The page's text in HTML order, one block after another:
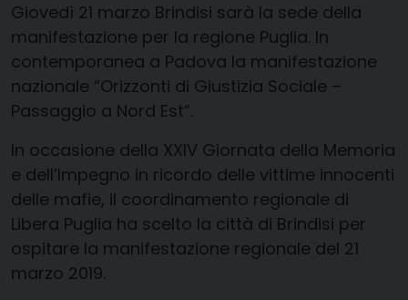
Giovedì 21 marzo Brindisi sarà la sede della
manifestazione per la regione Puglia. In
contemporanea a Padova la manifestazione
nazionale “Orizzonti di Giustizia Sociale –
Passaggio a Nord Est”.
In occasione della XXIV Giornata della Memoria
e dell’Impegno in ricordo delle vittime innocenti
delle mafie, il coordinamento regionale di
Libera Puglia ha scelto la città di Brindisi per
ospitare la manifestazione regionale del 21
marzo 2019.